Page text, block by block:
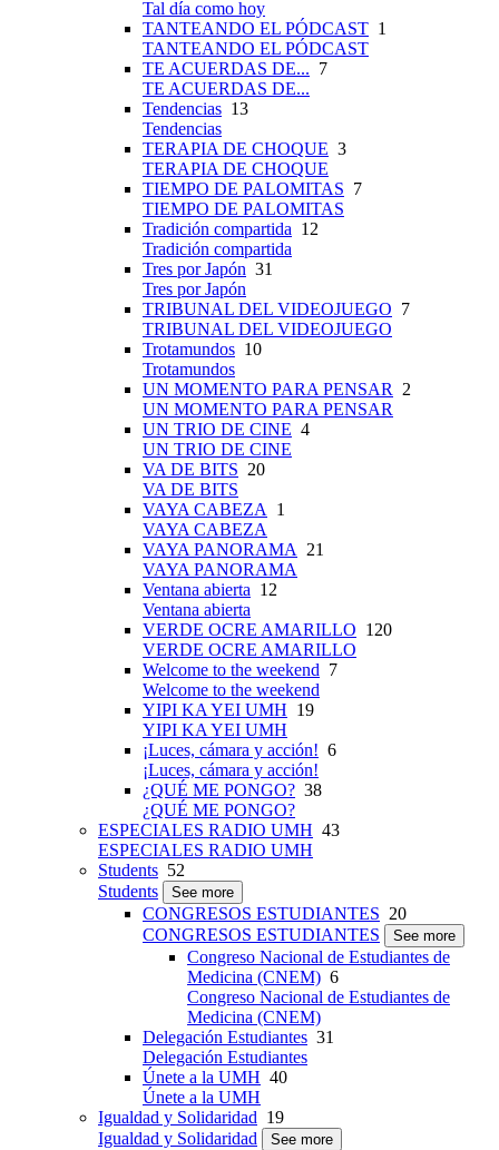
Tal día como hoy
TANTEANDO EL PÓDCAST 1
TANTEANDO EL PÓDCAST
TE ACUERDAS DE... 7
TE ACUERDAS DE...
Tendencias 13
Tendencias
TERAPIA DE CHOQUE 3
TERAPIA DE CHOQUE
TIEMPO DE PALOMITAS 7
TIEMPO DE PALOMITAS
Tradición compartida 12
Tradición compartida
Tres por Japón 31
Tres por Japón
TRIBUNAL DEL VIDEOJUEGO 7
TRIBUNAL DEL VIDEOJUEGO
Trotamundos 10
Trotamundos
UN MOMENTO PARA PENSAR
2
UN MOMENTO PARA PENSAR
UN TRIO DE CINE 4
UN TRIO DE CINE
VA DE BITS 20
VA DE BITS
VAYA CABEZA
1
VAYA CABEZA
VAYA PANORAMA
21
VAYA PANORAMA
Ventana abierta 12
Ventana abierta
VERDE OCRE AMARILLO 120
VERDE OCRE AMARILLO
Welcome to the weekend 7
Welcome to the weekend
YIPI KA YEI UMH 19
YIPI KA YEI UMH
¡Luces, cámara y acción! 6
¡Luces, cámara y acción!
¿QUÉ ME PONGO? 38
¿QUÉ ME PONGO?
ESPECIALES RADIO UMH 43
ESPECIALES RADIO UMH
Students 52
Students
See more
CONGRESOS ESTUDIANTES 20
CONGRESOS ESTUDIANTES
See more
Congreso Nacional de Estudiantes de
Medicina (CNEM) 6
Congreso Nacional de Estudiantes de
Medicina (CNEM)
Delegación Estudiantes 31
Delegación Estudiantes
Únete a la UMH 40
Únete a la UMH
Igualdad y Solidaridad 19
Igualdad y Solidaridad
See more